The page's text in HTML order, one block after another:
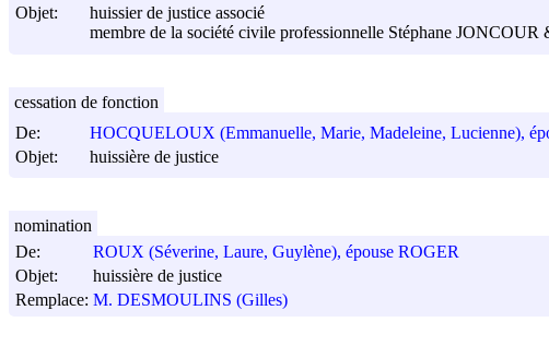
Objet:
huissier de justice associé
membre de la société civile professionnelle Stéphane
De:
HOCQUELOUX (Emmanuelle, Marie, Madeleine, Lucienne),
Objet:
huissière de justice
cessation de fonction
De:
ROUX (Séverine, Laure, Guylène), épouse ROGER
Objet:
huissière de justice
Remplace: M. DESMOULINS (Gilles)
nomination